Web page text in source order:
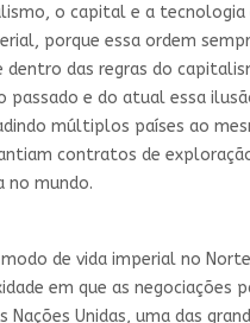
o capital e a
porque essa ordem
das regras do
e do atual essa
múltiplos países ao
contratos de
no mundo.
de vida imperial no
em que as negociações
Unidas, uma das